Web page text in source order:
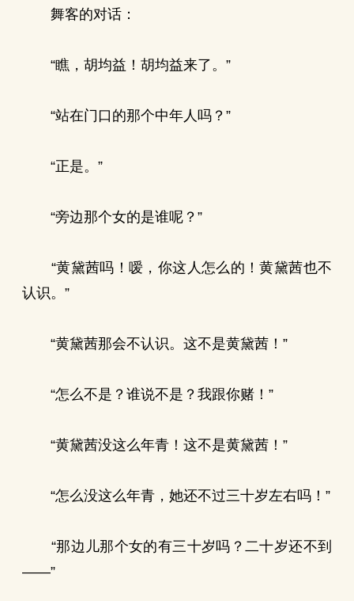
舞客的对话：
“瞧，胡均益！胡均益来了。”
“站在门口的那个中年人吗？”
“正是。”
“旁边那个女的是谁呢？”
“黄黛茜吗！嗳，你这人怎么的！黄黛茜也不
认识。”
“黄黛茜那会不认识。这不是黄黛茜！”
“怎么不是？谁说不是？我跟你赌！”
“黄黛茜没这么年青！这不是黄黛茜！”
“怎么没这么年青，她还不过三十岁左右吗！”
“那边儿那个女的有三十岁吗？二十岁还不到
——”